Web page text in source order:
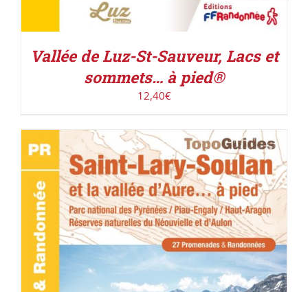
Vallée de Luz-St-Sauveur, Lacs et
sommets… à pied®
12,40€